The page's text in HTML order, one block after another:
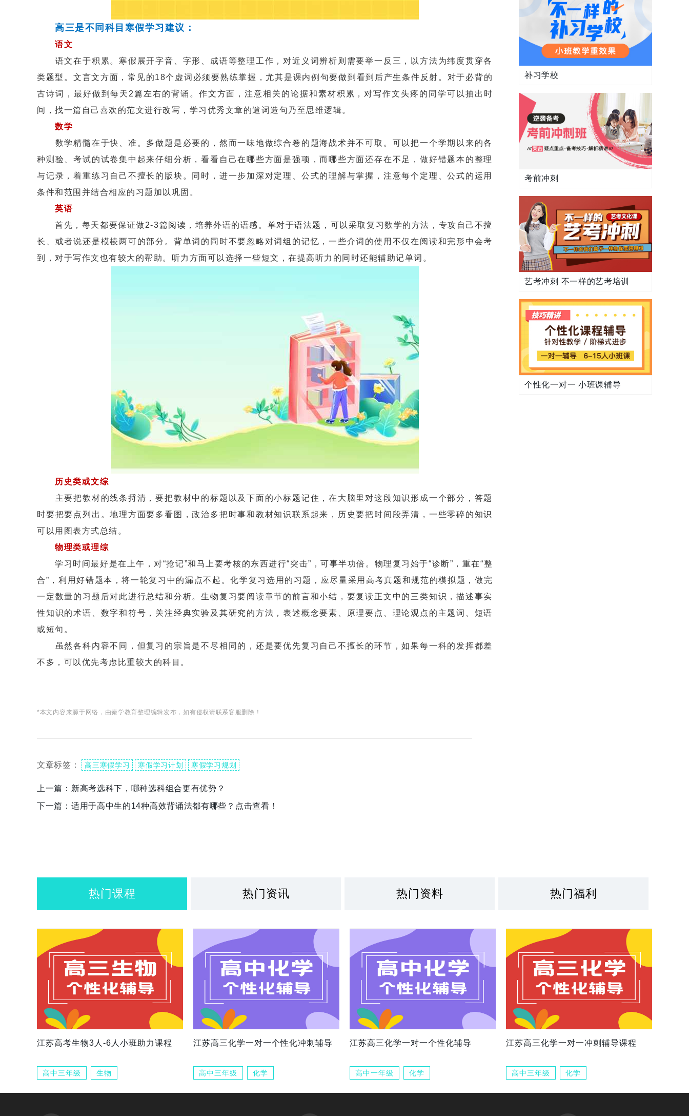
高三是不同科目寒假学习建议：
语文
语文在于积累。寒假展开字音、字形、成语等整理工作，对近义词辨析则需要举一反三，以方法为纬度贯穿各
类题型。文言文方面，常见的18个虚词必须要熟练掌握，尤其是课内例句要做到看到后产生条件反射。对于必背的
古诗词，最好做到每天2篇左右的背诵。作文方面，注意相关的论据和素材积累，对写作文头疼的同学可以抽出时
间，找一篇自己喜欢的范文进行改写，学习优秀文章的遣词造句乃至思维逻辑。
数学
数学精髓在于快、准。多做题是必要的，然而一味地做综合卷的题海战术并不可取。可以把一个学期以来的各
种测验、考试的试卷集中起来仔细分析，看看自己在哪些方面是强项，而哪些方面还存在不足，做好错题本的整理
与记录，着重练习自己不擅长的版块。同时，进一步加深对定理、公式的理解与掌握，注意每个定理、公式的运用
条件和范围并结合相应的习题加以巩固。
英语
首先，每天都要保证做2-3篇阅读，培养外语的语感。单对于语法题，可以采取复习数学的方法，专攻自己不擅
长、或者说还是模棱两可的部分。背单词的同时不要忽略对词组的记忆，一些介词的使用不仅在阅读和完形中会考
到，对于写作文也有较大的帮助。听力方面可以选择一些短文，在提高听力的同时还能辅助记单词。
历史类或文综
主要把教材的线条捋清，要把教材中的标题以及下面的小标题记住，在大脑里对这段知识形成一个部分，答题
时要把要点列出。地理方面要多看图，政治多把时事和教材知识联系起来，历史要把时间段弄清，一些零碎的知识
可以用图表方式总结。
物理类或理综
学习时间最好是在上午，对“抢记”和马上要考核的东西进行“突击”，可事半功倍。物理复习始于“诊断”，重在“整
合”，利用好错题本，将一轮复习中的漏点不起。化学复习选用的习题，应尽量采用高考真题和规范的模拟题，做完
一定数量的习题后对此进行总结和分析。生物复习要阅读章节的前言和小结，要复读正文中的三类知识，描述事实
性知识的术语、数字和符号，关注经典实验及其研究的方法，表述概念要素、原理要点、理论观点的主题词、短语
或短句。
虽然各科内容不同，但复习的宗旨是不尽相同的，还是要优先复习自己不擅长的环节，如果每一科的发挥都差
不多，可以优先考虑比重较大的科目。
*本文内容来源于网络，由秦学教育整理编辑发布，如有侵权请联系客服删除！
文章标签： 高三寒假学习 寒假学习计划 寒假学习规划
上一篇： 新高考选科下，哪种选科组合更有优势？
下一篇： 适用于高中生的14种高效背诵法都有哪些？点击查看！
补习学校
考前冲刺
艺考冲刺 不一样的艺考培训
个性化一对一 小班课辅导
热门课程 热门资讯 热门资料 热门福利
江苏高考生物3人-6人小班助力课程
高中三年级 生物
江苏高三化学一对一个性化冲刺辅导
高中三年级 化学
江苏高三化学一对一个性化辅导
高中一年级 化学
江苏高三化学一对一冲刺辅导课程
高中三年级 化学